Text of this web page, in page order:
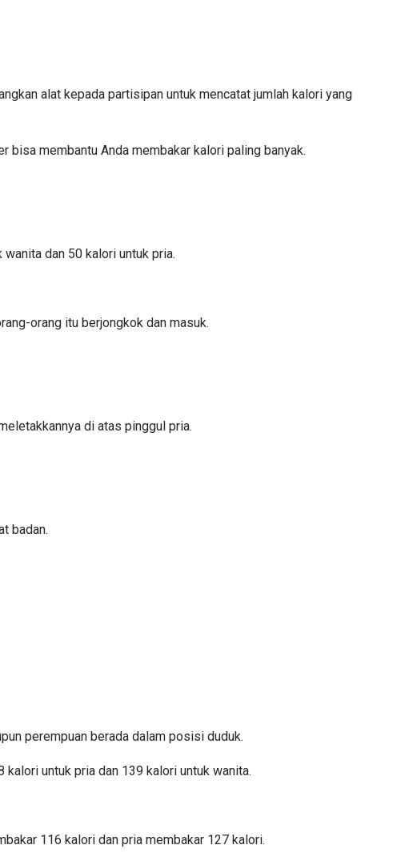
alat kepada partisipan untuk mencatat jumlah kalori yang
bisa membantu Anda membakar kalori paling banyak.
dan 50 kalori untuk pria.
orang itu berjongkok dan masuk.
di atas pinggul pria.
badan.
perempuan berada dalam posisi duduk.
untuk pria dan 139 kalori untuk wanita.
116 kalori dan pria membakar 127 kalori.